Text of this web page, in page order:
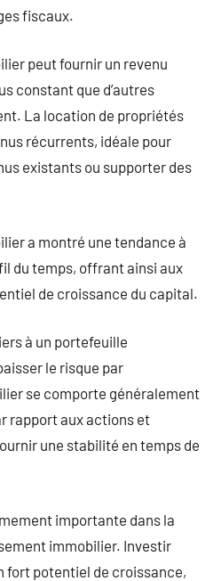
fiscaux.
peut fournir un revenu
constant que d’autres
La location de propriétés
récurrents, idéale pour
existants ou supporter des
a montré une tendance à
du temps, offrant ainsi aux
de croissance du capital.
à un portefeuille
le risque par
se comporte généralement
rapport aux actions et
une stabilité en temps de
importante dans la
immobilier. Investir
fort potentiel de croissance,